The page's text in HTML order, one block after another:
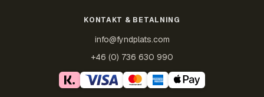
KONTAKT & BETALNING
info@fyndplats.com
+46 (0) 736 630 990